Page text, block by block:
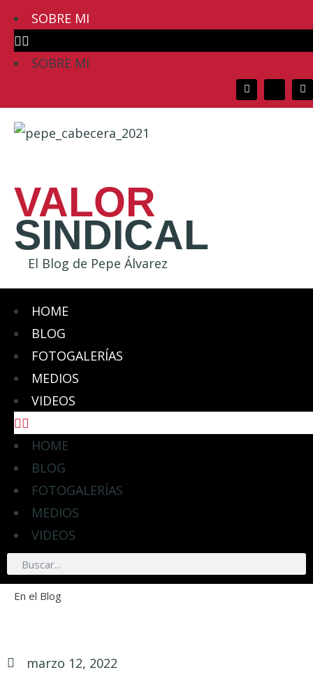
SOBRE MI
SOBRE MI
VALOR
SINDICAL
El Blog de Pepe Álvarez
HOME
BLOG
FOTOGALERÍAS
MEDIOS
VIDEOS
HOME
BLOG
FOTOGALERÍAS
MEDIOS
VIDEOS
En el Blog
marzo 12, 2022